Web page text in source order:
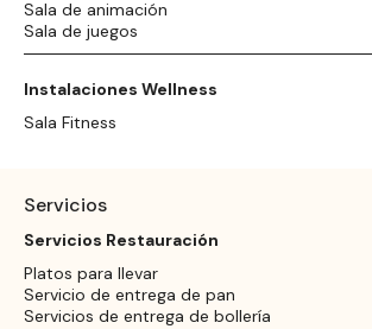
Sala de animación
Sala de juegos
Instalaciones Wellness
Sala Fitness
Servicios
Servicios Restauración
Platos para llevar
Servicio de entrega de pan
Servicios de entrega de bollería